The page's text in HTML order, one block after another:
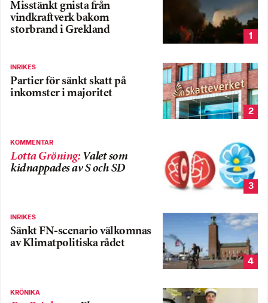
Misstänkt gnista från
vindkraftverk bakom
storbrand i Grekland
1
INRIKES
Partier för sänkt skatt på
inkomster i majoritet
2
KOMMENTAR
Lotta Gröning: Valet som
kidnappades av S och SD
3
INRIKES
Sänkt FN-scenario välkomnas
av Klimatpolitiska rådet
4
KRÖNIKA